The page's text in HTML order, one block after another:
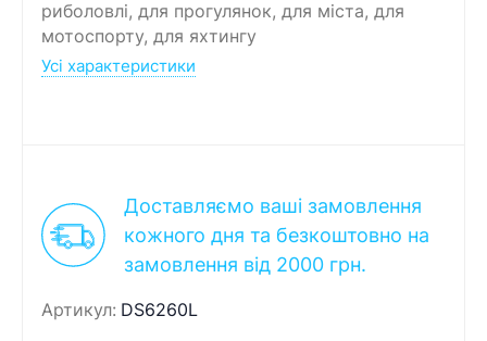
риболовлі, для прогулянок, для міста, для
мотоспорту, для яхтингу
Усі характеристики
Доставляємо ваші замовлення
кожного дня та безкоштовно на
замовлення від 2000 грн.
Артикул: DS6260L